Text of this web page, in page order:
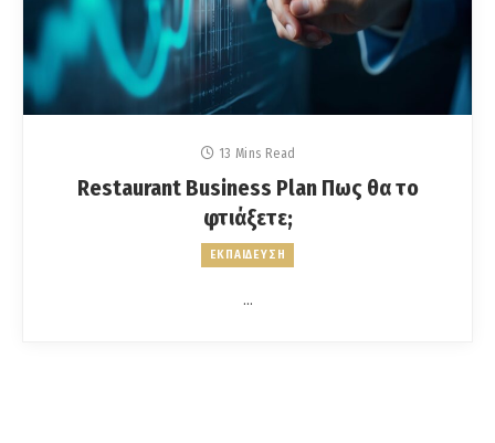
13 Mins Read
Restaurant Business Plan Πως θα το
φτιάξετε;
ΕΚΠΑΙΔΕΥΣΗ
…